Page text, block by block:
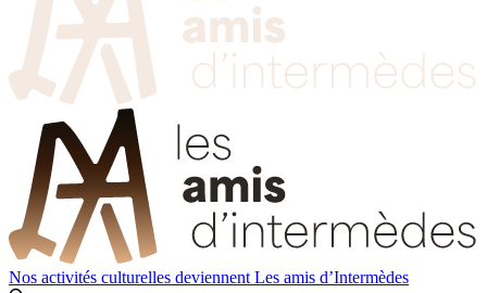
Nos activités culturelles deviennent Les amis d’Intermèdes